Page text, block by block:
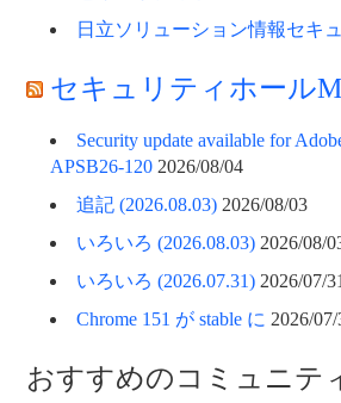
日立ソリューション情報セキ
セキュリティホール
Security update available for
APSB26-120 2026/08/04
追記 (2026.08.03) 2026/08/03
いろいろ (2026.08.03) 2026/08/
いろいろ (2026.07.31) 2026/07/31
Chrome 151 が stable に 2026/07/
おすすめのコミュニテ